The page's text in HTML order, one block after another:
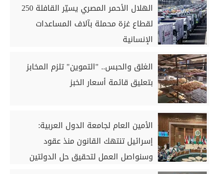
الهلال الأحمر المصري يسيّر القافلة 250
لقطاع غزة محملة بآلاف المساعدات
الإنسانية
الغلق والحبس.. "التموين" تلزم المخابز
بتعليق قائمة أسعار الخبز
الأمين العام لجامعة الدول العربية:
إسرائيل تنتهك القانون منذ عقود
وسنواصل العمل لتحقيق حل الدولتين